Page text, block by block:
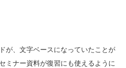
が、文字ベースになっていたことが
ミナー資料が復習にも使えるように